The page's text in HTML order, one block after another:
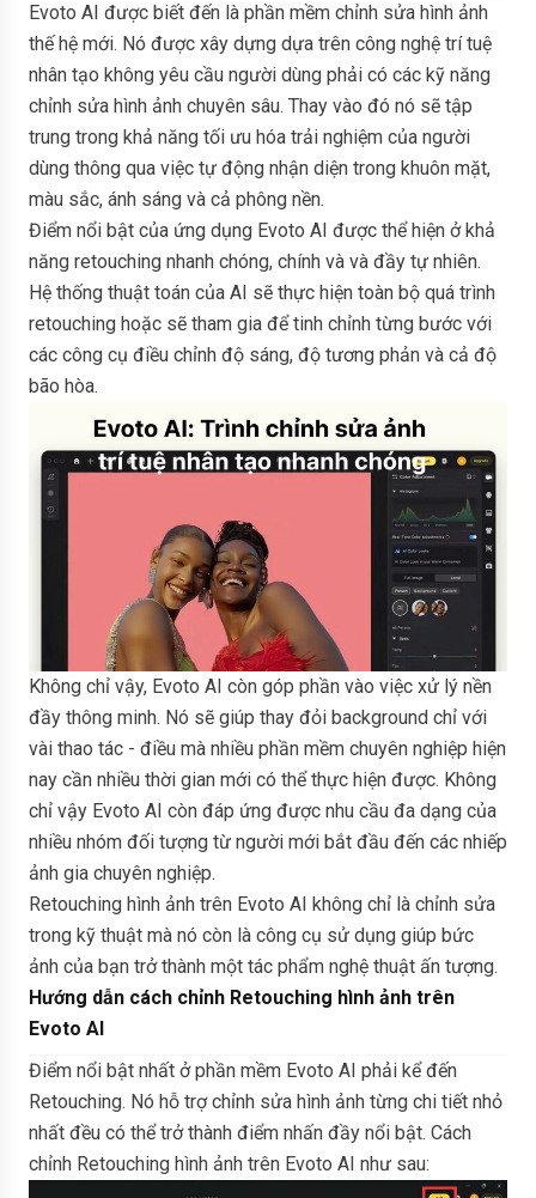
Evoto AI được biết đến là phần mềm chỉnh sửa hình ảnh
thế hệ mới. Nó được xây dựng dựa trên công nghệ trí tuệ
nhân tạo không yêu cầu người dùng phải có các kỹ năng
chỉnh sửa hình ảnh chuyên sâu. Thay vào đó nó sẽ tập
trung trong khả năng tối ưu hóa trải nghiệm của người
dùng thông qua việc tự động nhận diện trong khuôn mặt,
màu sắc, ánh sáng và cả phông nền.
Điểm nổi bật của ứng dụng Evoto AI được thể hiện ở khả
năng retouching nhanh chóng, chính và và đầy tự nhiên.
Hệ thống thuật toán của AI sẽ thực hiện toàn bộ quá trình
retouching hoặc sẽ tham gia để tinh chỉnh từng bước với
các công cụ điều chỉnh độ sáng, độ tương phản và cả độ
bão hòa.
Không chỉ vậy, Evoto AI còn góp phần vào việc xử lý nền
đầy thông minh. Nó sẽ giúp thay đỏi background chỉ với
vài thao tác - điều mà nhiều phần mềm chuyên nghiệp hiện
nay cần nhiều thời gian mới có thể thực hiện được. Không
chỉ vậy Evoto AI còn đáp ứng được nhu cầu đa dạng của
nhiều nhóm đối tượng từ người mới bắt đầu đến các nhiếp
ảnh gia chuyên nghiệp.
Retouching hình ảnh trên Evoto AI không chỉ là chỉnh sửa
trong kỹ thuật mà nó còn là công cụ sử dụng giúp bức
ảnh của bạn trở thành một tác phẩm nghệ thuật ấn tượng.
Hướng dẫn cách chỉnh Retouching hình ảnh trên
Evoto AI
Điểm nổi bật nhất ở phần mềm Evoto AI phải kể đến
Retouching. Nó hỗ trợ chỉnh sửa hình ảnh từng chi tiết nhỏ
nhất đều có thể trở thành điểm nhấn đầy nổi bật. Cách
chỉnh Retouching hình ảnh trên Evoto AI như sau: